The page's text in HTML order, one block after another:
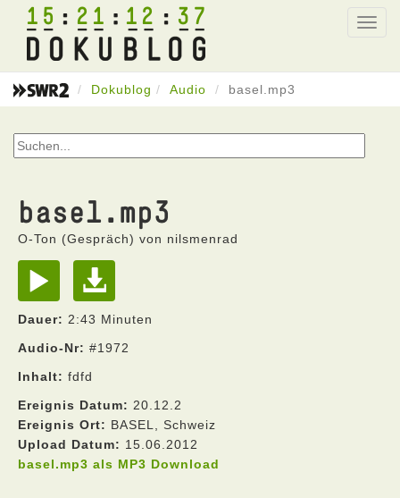
15 21 12 37
Dokublog Audio basel.mp3
basel.mp3
O-Ton (Gespräch) von nilsmenrad
Dauer: 2:43 Minuten
Audio-Nr: #1972
Inhalt: fdfd
Ereignis Datum: 20.12.2
Ereignis Ort: BASEL, Schweiz
Upload Datum: 15.06.2012
basel.mp3 als MP3 Download